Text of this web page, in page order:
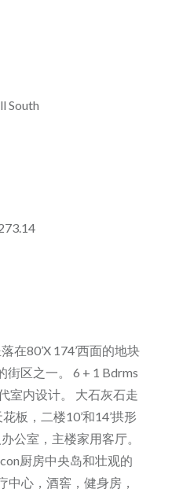
South
在80’X 174’西面的地块
街区之一。 6 + 1 Bdrms
室内设计。 大石灰石走
板，二楼10’和14’拱形
公室，主楼家用客厅。
厨房中央岛和壮观的
中心，酒窖，健身房，